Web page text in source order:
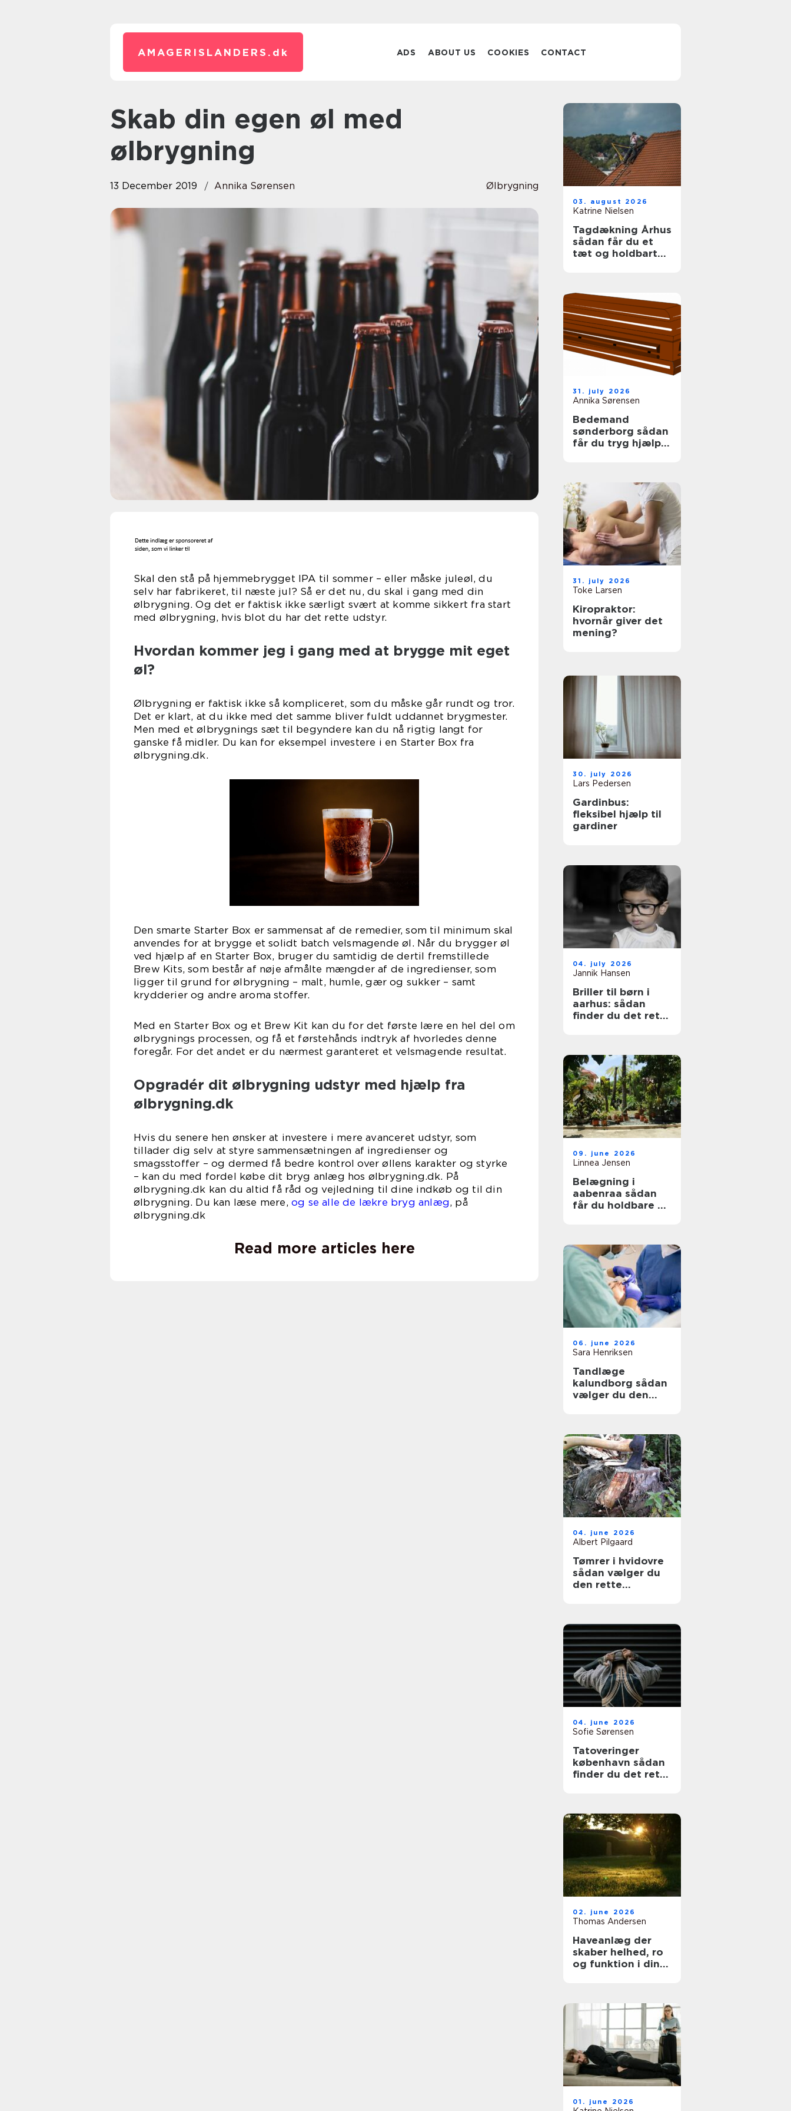
AMAGERISLANDERS. dk ADS ABOUT US COOKIES CONTACT
Skab din egen øl med
ølbrygning
13 December 2019 Annika Sørensen Ølbrygning
Skal den stå på hjemmebrygget IPA til sommer – eller måske juleøl, du
selv har fabrikeret, til næste jul? Så er det nu, du skal i gang med din
ølbrygning. Og det er faktisk ikke særligt svært at komme sikkert fra start
med ølbrygning, hvis blot du har det rette udstyr.
Hvordan kommer jeg i gang med at brygge mit eget
øl?
Ølbrygning er faktisk ikke så kompliceret, som du måske går rundt og tror.
Det er klart, at du ikke med det samme bliver fuldt uddannet brygmester.
Men med et ølbrygnings sæt til begyndere kan du nå rigtig langt for
ganske få midler. Du kan for eksempel investere i en Starter Box fra
ølbrygning.dk.
Den smarte Starter Box er sammensat af de remedier, som til minimum skal
anvendes for at brygge et solidt batch velsmagende øl. Når du brygger øl
ved hjælp af en Starter Box, bruger du samtidig de dertil fremstillede
Brew Kits, som består af nøje afmålte mængder af de ingredienser, som
ligger til grund for ølbrygning – malt, humle, gær og sukker – samt
krydderier og andre aroma stoffer.
Med en Starter Box og et Brew Kit kan du for det første lære en hel del om
ølbrygnings processen, og få et førstehånds indtryk af hvorledes denne
foregår. For det andet er du nærmest garanteret et velsmagende resultat.
Opgradér dit ølbrygning udstyr med hjælp fra
ølbrygning.dk
Hvis du senere hen ønsker at investere i mere avanceret udstyr, som
tillader dig selv at styre sammensætningen af ingredienser og
smagsstoffer – og dermed få bedre kontrol over øllens karakter og styrke
– kan du med fordel købe dit bryg anlæg hos ølbrygning.dk. På
ølbrygning.dk kan du altid få råd og vejledning til dine indkøb og til din
ølbrygning. Du kan læse mere, og se alle de lækre bryg anlæg, på
ølbrygning.dk
Read more articles here
03. august 2026
Katrine Nielsen
Tagdækning Århus
sådan får du et
tæt og holdbart
31. july 2026
Annika Sørensen
Bedemand
sønderborg sådan
får du tryg hjælp i
31. july 2026
Toke Larsen
Kiropraktor:
hvornår giver det
mening?
30. july 2026
Lars Pedersen
Gardinbus:
fleksibel hjælp til
gardiner
04. july 2026
Jannik Hansen
Briller til børn i
aarhus: sådan
finder du det rette
09. june 2026
Linnea Jensen
Belægning i
aabenraa sådan
får du holdbare og
06. june 2026
Sara Henriksen
Tandlæge
kalundborg sådan
vælger du den
04. june 2026
Albert Pilgaard
Tømrer i hvidovre
sådan vælger du
den rette
04. june 2026
Sofie Sørensen
Tatoveringer
københavn sådan
finder du det rette
02. june 2026
Thomas Andersen
Haveanlæg der
skaber helhed, ro
og funktion i din
01. june 2026